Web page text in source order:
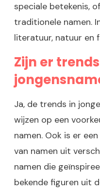
speciale betekenis,
traditionele namen.
literatuur, natuur en
Zijn er
Ja, de trends in
wijzen op een
namen. Ook is er
van namen uit
namen die
bekende figuren uit